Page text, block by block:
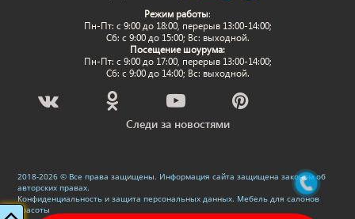
Режим работы:
Пн-Пт: c 9:00 до 18:00, перерыв 13:00-14:00;
Сб: с 9:00 до 15:00; Вс: выходной.
Посещение шоурума:
Пн-Пт: c 9:00 до 17:00, перерыв 13:00-14:00;
Сб: с 9:00 до 14:00; Вс: выходной.
Следи за новостями
2018-2026 © Все права защищены. Информация сайта защищена законом об
авторских правах.
Конфиденциальность и защита персональных данных. Мебель для салонов
красоты